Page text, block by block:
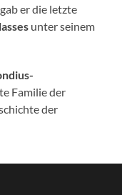
er die letzte
unter seinem
Familie der
der